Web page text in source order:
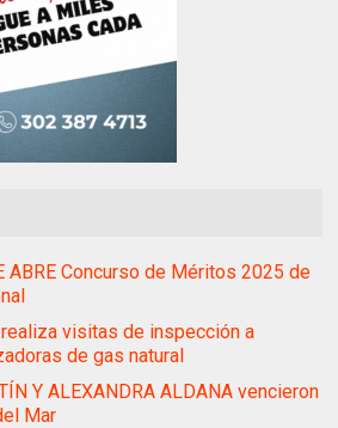
ABRE Concurso de Méritos 2025 de
realiza visitas de inspección a
de gas natural
Y ALEXANDRA ALDANA vencieron
Mar